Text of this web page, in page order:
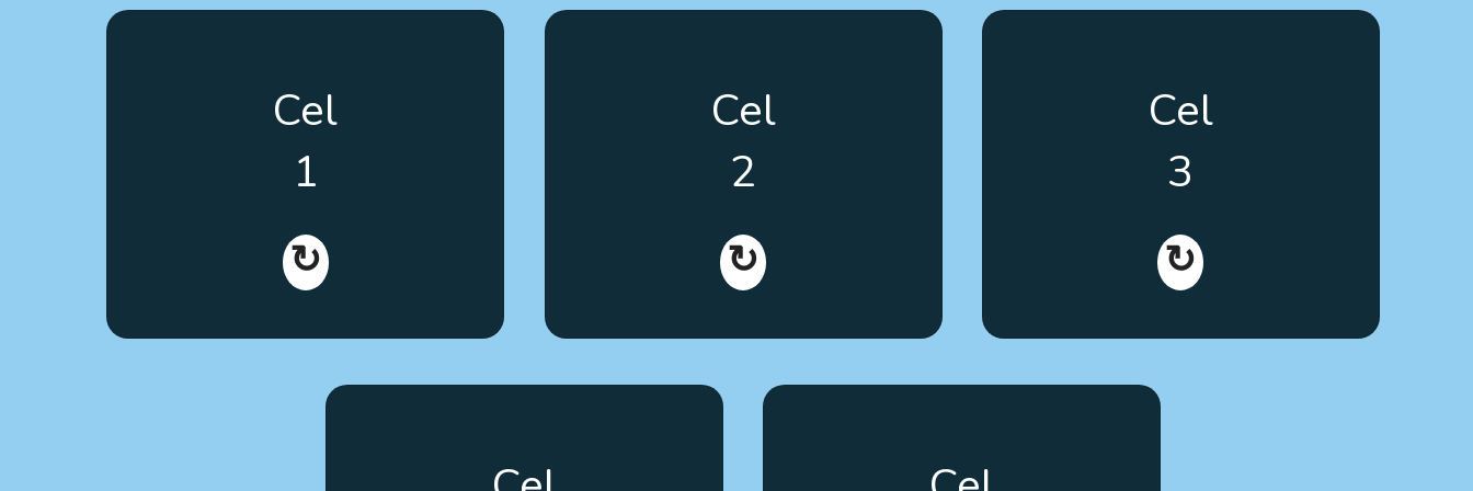
Cel
1
↻
autyzmem, ich rodzin oraz
szkolenia, jak i w działaniach
terapii i interwencji opartych na
dowodach naukowych.
Cel
2
↻
odpowiadających na potrzeby
Cel
3
↻
narzędzi szkoleniowych, kształtowanie
europejskim oraz promowanie
autyzmem.